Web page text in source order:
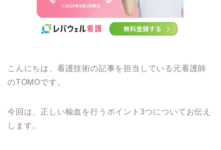
こんにちは、看護技術の記事を担当している元看護師
のTOMOです。
今回は、正しい輸血を行うポイント3つについてお伝え
します。